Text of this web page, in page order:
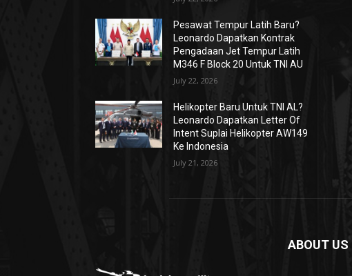
Pesawat Tempur Latih Baru?
Leonardo Dapatkan Kontrak
Pengadaan Jet Tempur Latih
M346 F Block 20 Untuk TNI AU
July 22, 2026
Helikopter Baru Untuk TNI AL?
Leonardo Dapatkan Letter Of
Intent Suplai Helikopter AW149
Ke Indonesia
July 21, 2026
ABOUT US